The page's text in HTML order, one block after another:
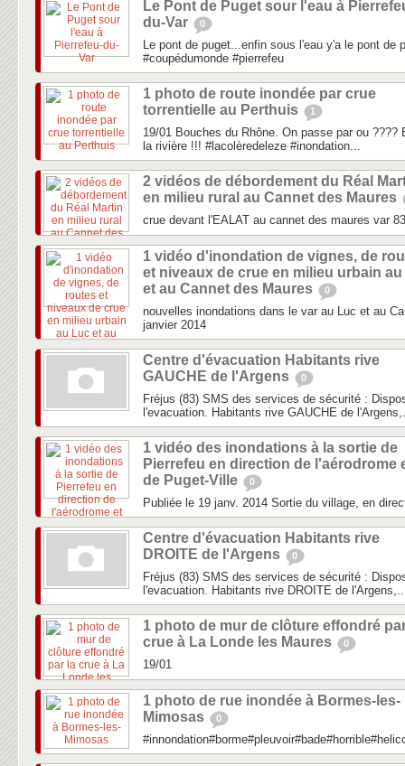
Le Pont de Puget sour l'eau à
du-Var
0
Le pont de puget...enfin sous l'eau y'a le pont de
#coupédumonde #pierrefeu
1 photo de route inondée par crue
torrentielle au Perthuis
1
19/01 Bouches du Rhône. On passe par ou ????
la rivière !!! #lacolèredeleze #inondation...
2 vidéos de débordement du Réal
en milieu rural au Cannet des Maures
crue devant l'EALAT au cannet des maures var 83
1 vidéo d'inondation de vignes, de
et niveaux de crue en milieu urbain
et au Cannet des Maures
0
nouvelles inondations dans le var au Luc et au
janvier 2014
Centre d'évacuation Habitants rive
GAUCHE de l'Argens
0
Fréjus (83) SMS des services de sécurité :
l'evacuation. Habitants rive GAUCHE de
1 vidéo des inondations à la sortie de
Pierrefeu en direction de l'aérodrome
de Puget-Ville
0
Publiée le 19 janv. 2014 Sortie du village, en
Centre d'évacuation Habitants rive
DROITE de l'Argens
0
Fréjus (83) SMS des services de sécurité :
l'evacuation. Habitants rive DROITE de
1 photo de mur de clôture effondré
crue à La Londe les Maures
0
19/01
1 photo de rue inondée à Bormes-les-
Mimosas
0